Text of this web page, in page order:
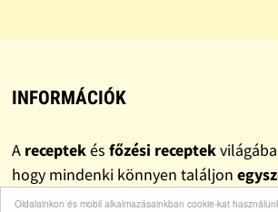
Oldalainkon és mobil alkalmazásainkban cookie-kat
INFORMÁCIÓK
A receptekés főzési receptek
hogy mindenki könnyen találjon
gyors recepteketés valóbanfinom